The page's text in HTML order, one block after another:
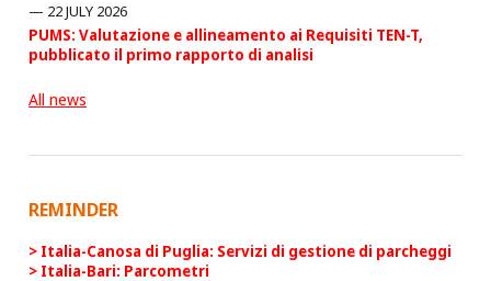
22 JULY 2026
PUMS: Valutazione e allineamento ai Requisiti TEN-T,
pubblicato il primo rapporto di analisi
All news
REMINDER
Italia-Canosa di Puglia: Servizi di gestione di parcheggi
Italia-Bari: Parcometri